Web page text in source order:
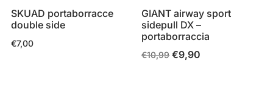
SKUAD portaborracce
double side
€7,00
GIANT airway sport
sidepull DX –
portaborraccia
€10,99 Il
€9,90